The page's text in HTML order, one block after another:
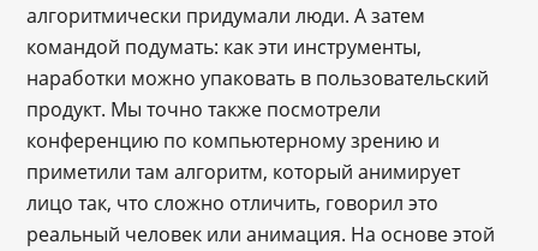
алгоритмически придумали люди. А затем
командой подумать: как эти инструменты,
наработки можно упаковать в пользовательский
продукт. Мы точно также посмотрели
конференцию по компьютерному зрению и
приметили там алгоритм, который анимирует
лицо так, что сложно отличить, говорил это
реальный человек или анимация. На основе этой